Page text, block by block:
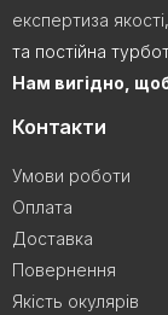
експертиза якості
та постійна
Нам вигідно,
Контакти
Умови роботи
Оплата
Доставка
Повернення
Якість окулярів